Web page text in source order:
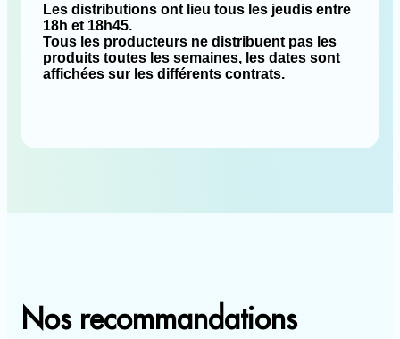
Les distributions ont lieu tous les jeudis entre
18h et 18h45.
Tous les producteurs ne distribuent pas les
produits toutes les semaines, les dates sont
affichées sur les différents contrats.
Nos recommandations